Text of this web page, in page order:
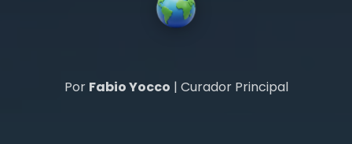
Por Fabio Yocco | Curador Principal